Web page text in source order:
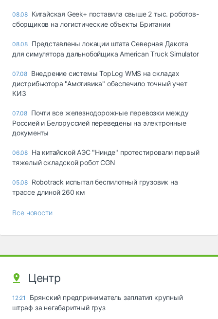
08.08 Китайская Geek+ поставила свыше 2 тыс. роботов-
сборщиков на логистические объекты Британии
08.08 Представлены локации штата Северная Дакота
для симулятора дальнобойщика American Truck Simulator
07.08 Внедрение системы TopLog WMS на складах
дистрибьютора "Амотивика" обеспечило точный учет
КИЗ
07.08 Почти все железнодорожные перевозки между
Россией и Белоруссией переведены на электронные
документы
06.08 На китайской АЭС "Нинде" протестировали первый
тяжелый складской робот CGN
05.08 Robotrack испытал беспилотный грузовик на
трассе длиной 260 км
Все новости
Центр
12:21
Брянский предприниматель заплатил крупный
штраф за негабаритный груз